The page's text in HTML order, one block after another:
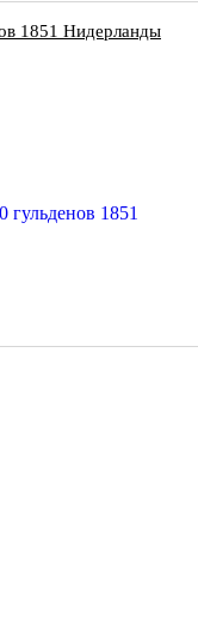
1851 Нидерланды